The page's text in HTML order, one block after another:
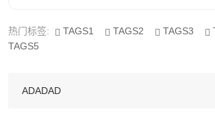
最大限度地解决困难。这不是一个很好的例
热门标签: TAGS1 TAGS2 TAGS3
TAGS5
ADADAD